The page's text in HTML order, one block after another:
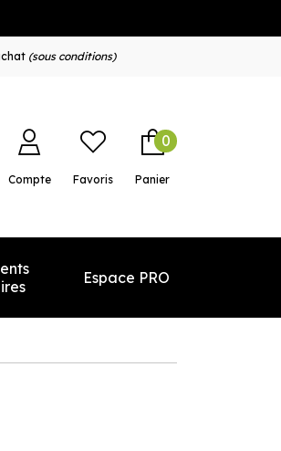
(sous conditions)
Compte Favoris Panier
0
Espace PRO